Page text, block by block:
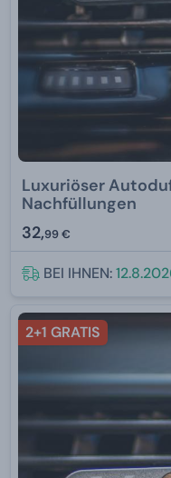
Luxuriöser
Nachfüllungen
32,99 €
BEI IHNEN:
2+1 GRATIS